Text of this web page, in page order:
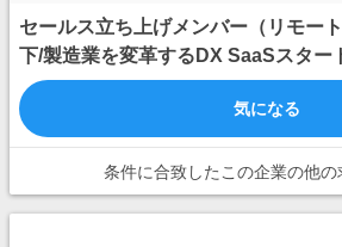
セールス立ち上げメンバー（リモー
下/製造業を変革するDX SaaSスター
気になる
条件に合致したこの企業の他の